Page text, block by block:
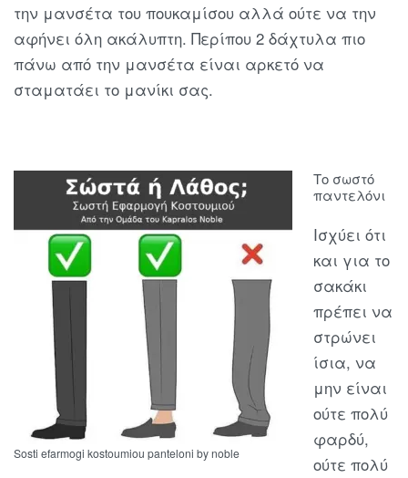
την μανσέτα του πουκαμίσου αλλά ούτε να την
αφήνει όλη ακάλυπτη. Περίπου 2 δάχτυλα πιο
πάνω από την μανσέτα είναι αρκετό να
σταματάει το μανίκι σας.
Sosti efarmogi kostoumiou panteloni by noble
Το σωστό
παντελόνι
Ισχύει ότι
και για το
σακάκι
πρέπει να
στρώνει
ίσια, να
μην είναι
ούτε πολύ
φαρδύ,
ούτε πολύ